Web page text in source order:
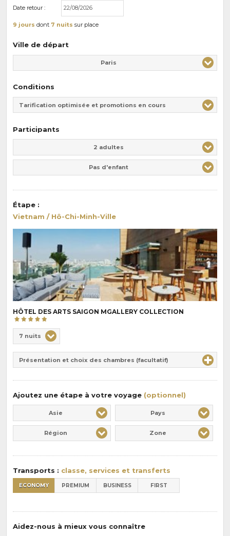
Date retour :
9 jours dont 7 nuits sur place
Ville de départ
Paris
Conditions
Tarification optimisée et promotions en cours
Participants
2 adultes
Pas d'enfant
Étape :
Vietnam / Hô-Chi-Minh-Ville
HÔTEL DES ARTS SAIGON MGALLERY COLLECTION
de
pension
:
Durée
7 nuits
Présentation et choix des chambres (facultatif)
Ajoutez une étape à votre voyage (optionnel)
Asie Pays
Région Zone
Transports : classe, services et transferts
ECONOMY PREMIUM BUSINESS FIRST
Aidez-nous à mieux vous connaître